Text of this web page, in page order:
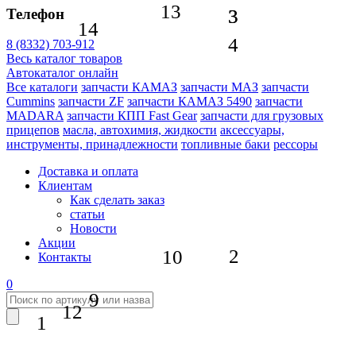
Телефон
8 (8332) 703-912
Весь каталог товаров
Автокаталог онлайн
Все каталоги запчасти КАМАЗ запчасти МАЗ запчасти
Cummins запчасти ZF запчасти КАМАЗ 5490 запчасти
MADARA запчасти КПП Fast Gear запчасти для грузовых
прицепов масла, автохимия, жидкости аксессуары,
инструменты, принадлежности топливные баки рессоры
Доставка и оплата
Клиентам
Как сделать заказ
статьи
Новости
Акции
Контакты
0
1
2
3
3
4
9
10
12
13
14